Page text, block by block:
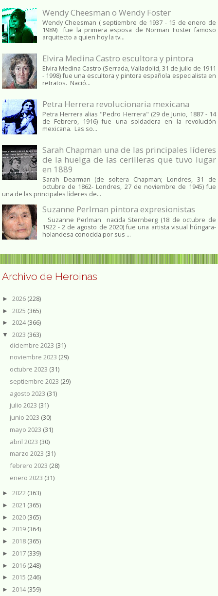
Wendy Cheesman o Wendy Foster
Wendy Cheesman ( septiembre de 1937 - 15 de enero de
1989) fue la primera esposa de Norman Foster famoso
arquitecto a quien hoy la tv...
Elvira Medina Castro escultora y pintora
Elvira Medina Castro (Serrada, Valladolid, 31 de julio de 1911
- 1998) fue una escultora y pintora española especialista en
retratos. Nació...
Petra Herrera revolucionaria mexicana
Petra Herrera alias "Pedro Herrera" (29 de Junio, 1887 - 14
de Febrero, 1916) fue una soldadera en la revolución
mexicana. Las so...
Sarah Chapman una de las principales líderes
de la huelga de las cerilleras que tuvo lugar
en 1889
Sarah Dearman (de soltera Chapman; Londres, 31 de
octubre de 1862​- Londres, 27 de noviembre de 1945)​ fue
una de las principales líderes de...
Suzanne Perlman pintora expresionistas
Suzanne Perlman nacida Sternberg (18 de octubre de
1922 - 2 de agosto de 2020) fue una artista visual húngara-
holandesa conocida por sus ...
Archivo de Heroinas
► 2026 (228)
► 2025 (365)
► 2024(366)
▼ 2023 (363)
diciembre 2023 (31)
noviembre 2023 (29)
octubre 2023 (31)
septiembre 2023 (29)
agosto 2023 (31)
julio 2023 (31)
junio 2023 (30)
mayo 2023 (31)
abril 2023 (30)
marzo 2023 (31)
febrero 2023 (28)
enero 2023 (31)
► 2022 (363)
► 2021 (365)
► 2020 (365)
► 2019 (364)
► 2018 (365)
► 2017 (339)
► 2016 (248)
► 2015 (246)
► 2014(359)